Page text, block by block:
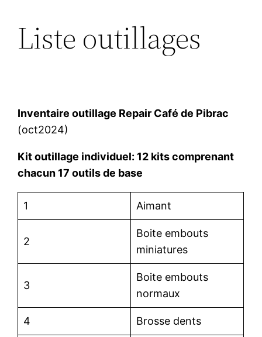
AllerListe outillages
Inventaire outillage Repair Café de Pibrac
(oct2024)
Kit outillage individuel: 12 kits comprenant
chacun 17 outils de base
1 Aimant
2
Boite embouts
miniatures
3
Boite embouts
normaux
4 Brosse dents